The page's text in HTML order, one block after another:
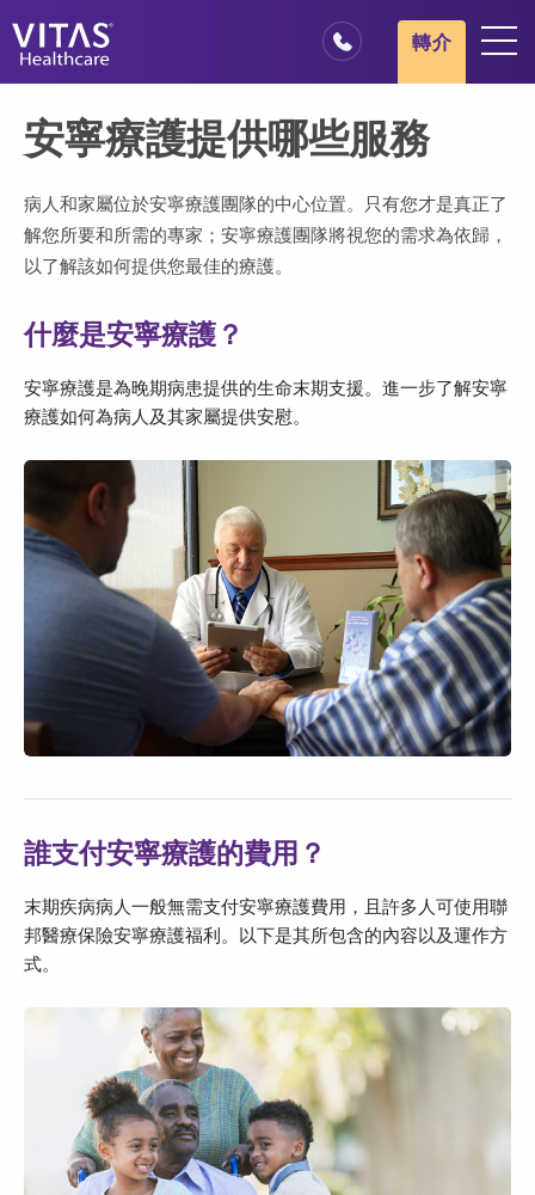
安寧療護基本概述
我們的服務
醫療服務專業人員
轉介
安寧療護提供哪些服務
病人和家屬位於安寧療護團隊的中心位置。只有您才是真正了
解您所要和所需的專家；安寧療護團隊將視您的需求為依歸，
以了解該如何提供您最佳的療護。
什麼是安寧療護？
安寧療護是為晚期病患提供的生命末期支援。進一步了解安寧
療護如何為病人及其家屬提供安慰。
誰支付安寧療護的費用？
末期疾病病人一般無需支付安寧療護費用，且許多人可使用聯
邦醫療保險安寧療護福利。以下是其所包含的內容以及運作方
式。